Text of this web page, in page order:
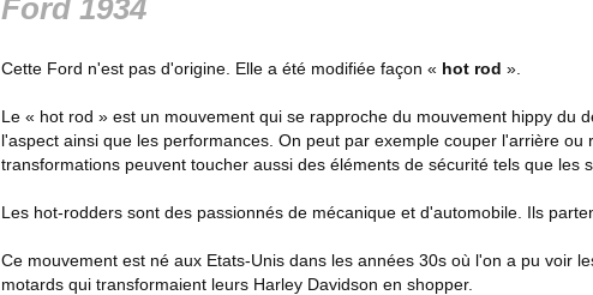
Ford 1934
Cette Ford n'est pas d'origine. Elle a été modifiée façon « hot rod ».
Le « hot rod » est un mouvement qui se rapproche du mouvement hippy
l'aspect ainsi que les performances. On peut par exemple couper l'arrière
transformations peuvent toucher aussi des éléments de sécurité tels que
Les hot-rodders sont des passionnés de mécanique et d'automobile. Ils
Ce mouvement est né aux Etats-Unis dans les années 30s où l'on a pu voir
motards qui transformaient leurs Harley Davidson en shopper.